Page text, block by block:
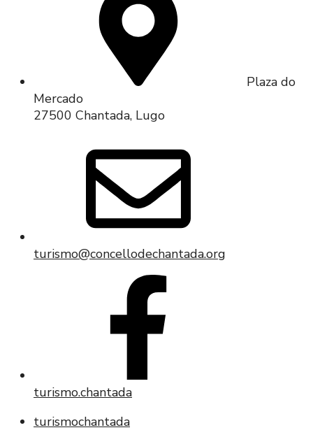
Plaza do
Mercado
27500 Chantada, Lugo
turismo@concellodechantada.org
turismo.chantada
turismochantada